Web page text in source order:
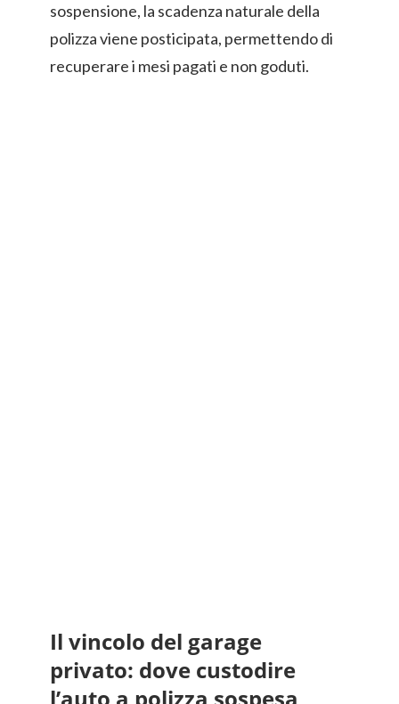
sospensione, la scadenza naturale della
polizza viene posticipata, permettendo di
recuperare i mesi pagati e non goduti.
Il vincolo del garage
privato: dove custodire